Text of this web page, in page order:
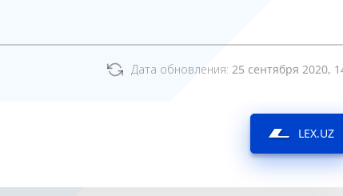
Дата обновления: 25 сентября 2020,
LEX.UZ